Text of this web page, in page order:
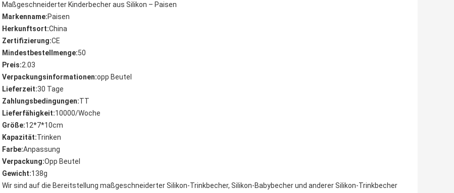
Maßgeschneiderter Kinderbecher aus Silikon – Paisen
Markenname:Paisen
Herkunftsort:China
Zertifizierung:CE
Mindestbestellmenge:50
Preis:2.03
Verpackungsinformationen:opp Beutel
Lieferzeit:30 Tage
Zahlungsbedingungen:TT
Lieferfähigkeit:10000/Woche
Größe:12*7*10cm
Kapazität:Trinken
Farbe:Anpassung
Verpackung:Opp Beutel
Gewicht:138g
Wir sind auf die Bereitstellung maßgeschneiderter Silikon-Trinkbecher, Silikon-Babybecher und anderer Silikon-Trinkbecher